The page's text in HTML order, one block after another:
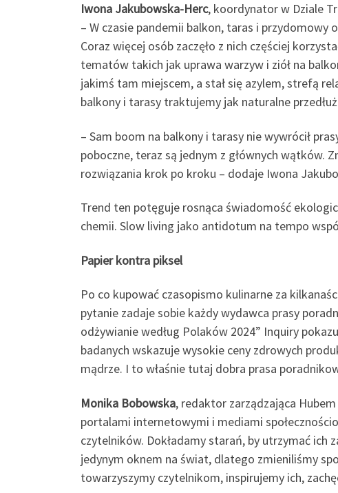
Iwona Jakubowska-Herc, koordynator w Dziale
– W czasie pandemii balkon, taras i przydomowy
Coraz więcej osób zaczęło z nich częściej
tematów takich jak uprawa warzyw i ziół na
jakimś tam miejscem, a stał się azylem, strefą
balkony i tarasy traktujemy jak naturalne
– Sam boom na balkony i tarasy nie wywrócił
poboczne, teraz są jednym z głównych wątków.
rozwiązania krok po kroku – dodaje Iwona
Trend ten potęguje rosnąca świadomość
chemii. Slow living jako antidotum na tempo
Papier kontra piksel
Po co kupować czasopismo kulinarne za
pytanie zadaje sobie każdy wydawca prasy
odżywianie według Polaków 2024” Inquiry
badanych wskazuje wysokie ceny zdrowych
mądrze. I to właśnie tutaj dobra prasa
Monika Bobowska, redaktor zarządzająca
portalami internetowymi i mediami
czytelników. Dokładamy starań, by utrzymać ich
jedynym oknem na świat, dlatego zmieniliśmy
towarzyszymy czytelnikom, inspirujemy ich,